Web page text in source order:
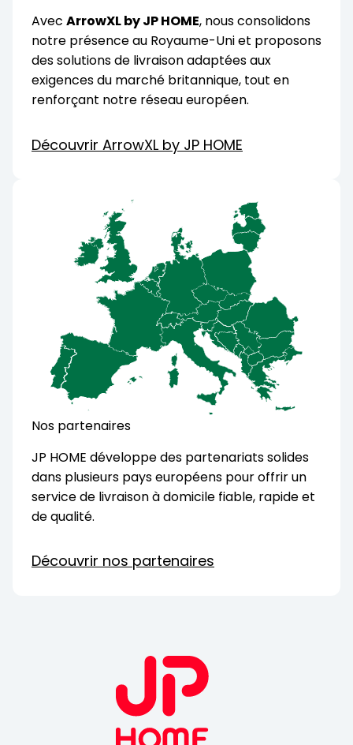
Avec ArrowXL by JP HOME, nous consolidons
notre présence au Royaume-Uni et proposons
des solutions de livraison adaptées aux
exigences du marché britannique, tout en
renforçant notre réseau européen.
Découvrir ArrowXL by JP HOME
Nos partenaires
JP HOME développe des partenariats solides
dans plusieurs pays européens pour offrir un
service de livraison à domicile fiable, rapide et
de qualité.
Découvrir nos partenaires